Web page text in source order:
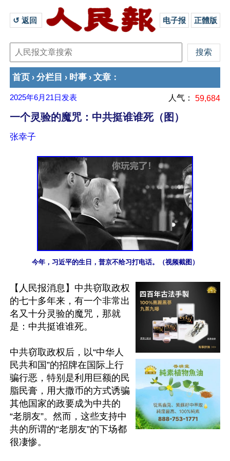
↺ 返回 电子报 正體版
首页 › 分栏目 › 时事 › 文章 ：
2025年6月21日 发表 人气： 59,684
一个灵验的魔咒：中共挺谁谁死（图）
张幸子
今年，习近平的生日，普京不给习打电话。（视频截图）
【人民报消息】中共窃取政权
的七十多年来，有一个非常出
名又十分灵验的魔咒，那就
是：中共挺谁谁死。
中共窃取政权后，以“中华人
民共和国”的招牌在国际上行
骗行恶，特别是利用巨额的民
脂民膏，用大撒币的方式诱骗
其他国家的政要成为中共的
“老朋友”。然而，这些支持中
共的所谓的“老朋友”的下场都
很凄惨。